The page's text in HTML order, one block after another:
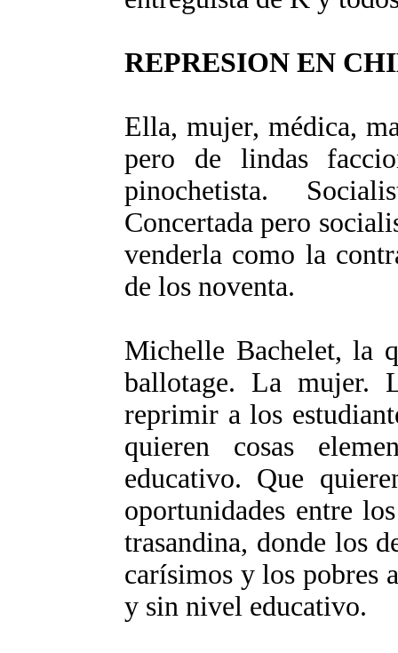
REPRESION EN
Ella, mujer, médica,
pero de lindas
pinochetista.
Concertada pero
venderla como la
de los noventa.
Michelle Bachelet, la
ballotage. La mujer.
reprimir a los
quieren cosas
educativo. Que
oportunidades entre
trasandina, donde los
carísimos y los pobres
y sin nivel educativo.